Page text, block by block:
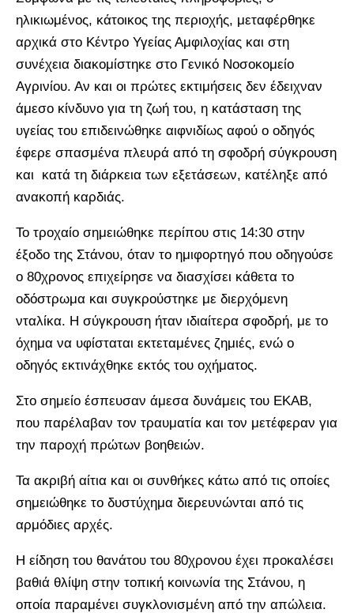
ηλικιωμένος, κάτοικος της περιοχής, μεταφέρθηκε
αρχικά στο Κέντρο Υγείας Αμφιλοχίας και στη
συνέχεια διακομίστηκε στο Γενικό Νοσοκομείο
Αγρινίου. Αν και οι πρώτες εκτιμήσεις δεν έδειχναν
άμεσο κίνδυνο για τη ζωή του, η κατάσταση της
υγείας του επιδεινώθηκε αιφνιδίως αφού ο οδηγός
έφερε σπασμένα πλευρά από τη σφοδρή σύγκρουση
και κατά τη διάρκεια των εξετάσεων, κατέληξε από
ανακοπή καρδιάς.
Το τροχαίο σημειώθηκε περίπου στις 14:30 στην
έξοδο της Στάνου, όταν το ημιφορτηγό που οδηγούσε
ο 80χρονος επιχείρησε να διασχίσει κάθετα το
οδόστρωμα και συγκρούστηκε με διερχόμενη
νταλίκα. Η σύγκρουση ήταν ιδιαίτερα σφοδρή, με το
όχημα να υφίσταται εκτεταμένες ζημιές, ενώ ο
οδηγός εκτινάχθηκε εκτός του οχήματος.
Στο σημείο έσπευσαν άμεσα δυνάμεις του ΕΚΑΒ,
που παρέλαβαν τον τραυματία και τον μετέφεραν για
την παροχή πρώτων βοηθειών.
Τα ακριβή αίτια και οι συνθήκες κάτω από τις οποίες
σημειώθηκε το δυστύχημα διερευνώνται από τις
αρμόδιες αρχές.
Η είδηση του θανάτου του 80χρονου έχει προκαλέσει
βαθιά θλίψη στην τοπική κοινωνία της Στάνου, η
οποία παραμένει συγκλονισμένη από την απώλεια.